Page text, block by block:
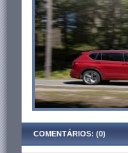
COMENTÁRIOS: (0)